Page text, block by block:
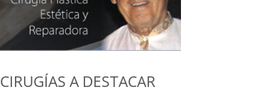
CIRUGÍAS A DESTACAR